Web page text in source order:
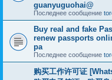
guanyuguohai@
Последнее сообщение
Buy real and fake
renew passports
pa
Последнее сообщение
购买工作许可证